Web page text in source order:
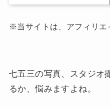
※当サイトは、アフィリエ
七五三の写真、スタジオ
るか、悩みますよね。